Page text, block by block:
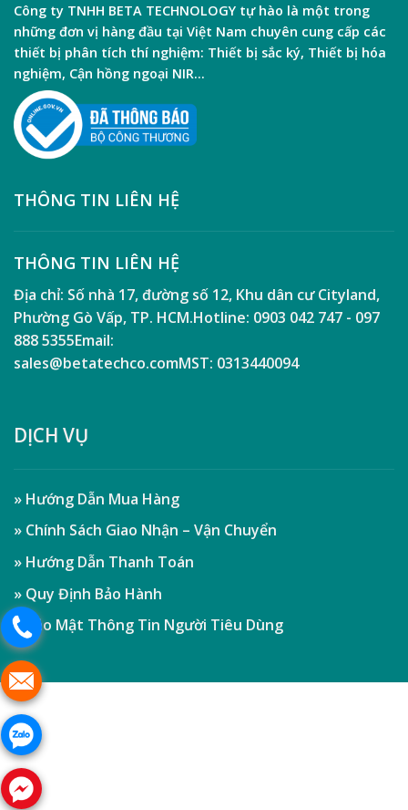
Công ty TNHH BETA TECHNOLOGY tự hào là một trong
những đơn vị hàng đầu tại Việt Nam chuyên cung cấp các
thiết bị phân tích thí nghiệm: Thiết bị sắc ký, Thiết bị hóa
nghiệm, Cận hồng ngoại NIR…
THÔNG TIN LIÊN HỆ
THÔNG TIN LIÊN HỆ
Địa chỉ: Số nhà 17, đường số 12, Khu dân cư Cityland,
Phường Gò Vấp, TP. HCM.Hotline: 0903 042 747 - 097
888 5355Email:
sales@betatechco.comMST: 0313440094
DỊCH VỤ
» Hướng Dẫn Mua Hàng
» Chính Sách Giao Nhận – Vận Chuyển
» Hướng Dẫn Thanh Toán
» Quy Định Bảo Hành
» Bảo Mật Thông Tin Người Tiêu Dùng